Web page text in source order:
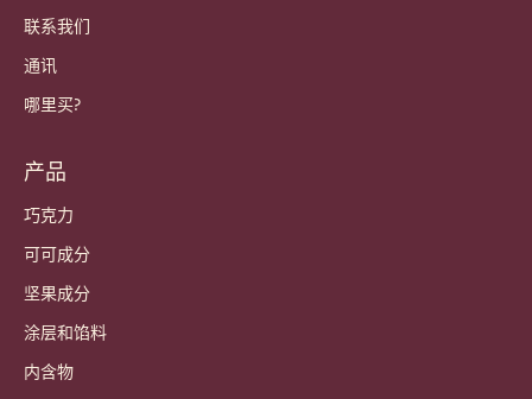
联系我们
通讯
哪里买?
产品
巧克力
可可成分
坚果成分
涂层和馅料
内含物